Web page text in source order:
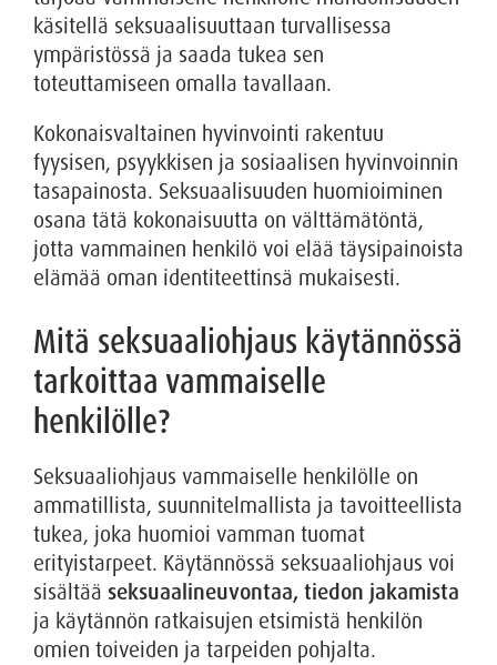
käsitellä seksuaalisuuttaan turvallisessa
ympäristössä ja saada tukea sen
toteuttamiseen omalla tavallaan.
Kokonaisvaltainen hyvinvointi rakentuu
fyysisen, psyykkisen ja sosiaalisen hyvinvoinnin
tasapainosta. Seksuaalisuuden huomioiminen
osana tätä kokonaisuutta on välttämätöntä,
jotta vammainen henkilö voi elää täysipainoista
elämää oman identiteettinsä mukaisesti.
Mitä seksuaaliohjaus käytännössä
tarkoittaa vammaiselle
henkilölle?
Seksuaaliohjaus vammaiselle henkilölle on
ammatillista, suunnitelmallista ja tavoitteellista
tukea, joka huomioi vamman tuomat
erityistarpeet. Käytännössä seksuaaliohjaus voi
sisältää seksuaalineuvontaa, tiedon jakamista
ja käytännön ratkaisujen etsimistä henkilön
omien toiveiden ja tarpeiden pohjalta.